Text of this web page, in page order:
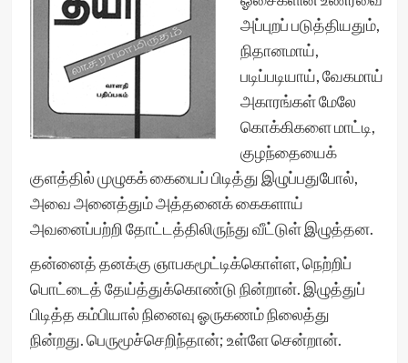
அப்புறப் படுத்தியதும்,
நிதானமாய்,
படிப்படியாய், வேகமாய்
அகாரங்கள் மேலே
கொக்கிகளை மாட்டி,
குழந்தையைக்
குளத்தில் முழுகக் கையைப் பிடித்து இழுப்பதுபோல்,
அவை அனைத்தும் அத்தனைக் கைகளாய்
அவனைப்பற்றி தோட்டத்திலிருந்து வீட்டுள் இழுத்தன.
தன்னைத் தனக்கு ஞாபகமூட்டிக்கொள்ள, நெற்றிப்
பொட்டைத் தேய்த்துக்கொண்டு நின்றான். இழுத்துப்
பிடித்த கம்பியால் நினைவு ஓருகணம் நிலைத்து
நின்றது. பெருமூச்செறிந்தான்; உள்ளே சென்றான்.